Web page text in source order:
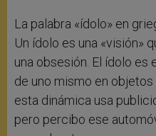
La palabra «ídolo» en
Un ídolo es una «visión»
una obsesión. El ídolo es
de uno mismo en
esta dinámica usa
pero percibo ese